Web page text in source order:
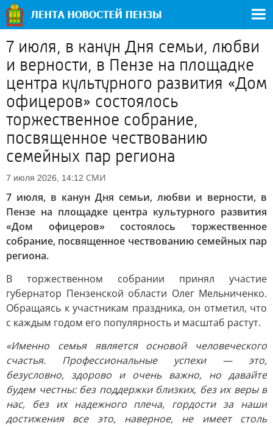
7 июля, в канун Дня семьи, любви
и верности, в Пензе на площадке
центра культурного развития «Дом
офицеров» состоялось
торжественное собрание,
посвященное чествованию
семейных пар региона
7 июля 2026, 14:12 СМИ
7 июля, в канун Дня семьи, любви и верности, в
Пензе на площадке центра культурного развития
«Дом офицеров» состоялось торжественное
собрание, посвященное чествованию семейных пар
региона.
В торжественном собрании принял участие
губернатор Пензенской области Олег Мельниченко.
Обращаясь к участникам праздника, он отметил, что
с каждым годом его популярность и масштаб растут.
«Именно семья является основой человеческого
счастья. Профессиональные успехи — это,
безусловно, здорово и очень важно, но давайте
будем честны: без поддержки близких, без их веры в
нас, без их надежного плеча, гордости за наши
достижения все это, наверное, не имеет столь